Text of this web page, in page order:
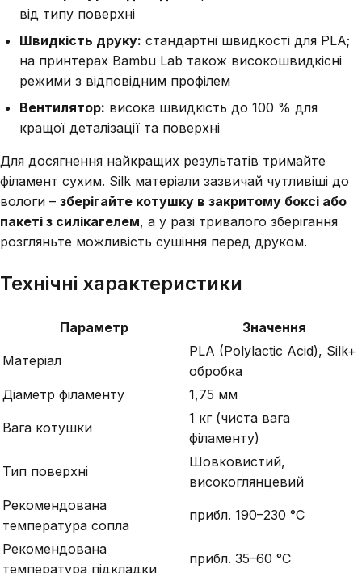
від типу поверхні
Швидкість друку: стандартні швидкості для PLA;
на принтерах Bambu Lab також високошвидкісні
режими з відповідним профілем
Вентилятор: висока швидкість до 100 % для
кращої деталізації та поверхні
Для досягнення найкращих результатів тримайте
філамент сухим. Silk матеріали зазвичай чутливіші до
вологи – зберігайте котушку в закритому боксі або
пакеті з силікагелем, а у разі тривалого зберігання
розгляньте можливість сушіння перед друком.
Технічні характеристики
Параметр Значення
Матеріал
PLA (Polylactic Acid), Silk+
обробка
Діаметр філаменту
1,75 мм
Вага котушки
1 кг (чиста вага
філаменту)
Тип поверхні
Шовковистий,
високоглянцевий
Рекомендована
температура сопла
прибл. 190–230 °C
Рекомендована
температура підкладки
прибл. 35–60 °C